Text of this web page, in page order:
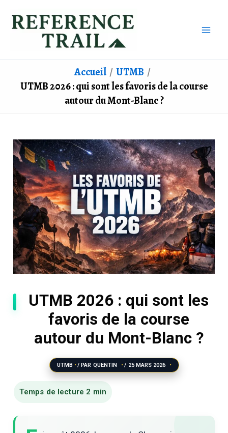
Accueil
UTMB
UTMB 2026 : qui sont les favoris de la course
autour du Mont-Blanc ?
UTMB 2026 : qui sont les
favoris de la course
autour du Mont-Blanc ?
UTMB / PAR QUENTIN / 25 MARS 2026